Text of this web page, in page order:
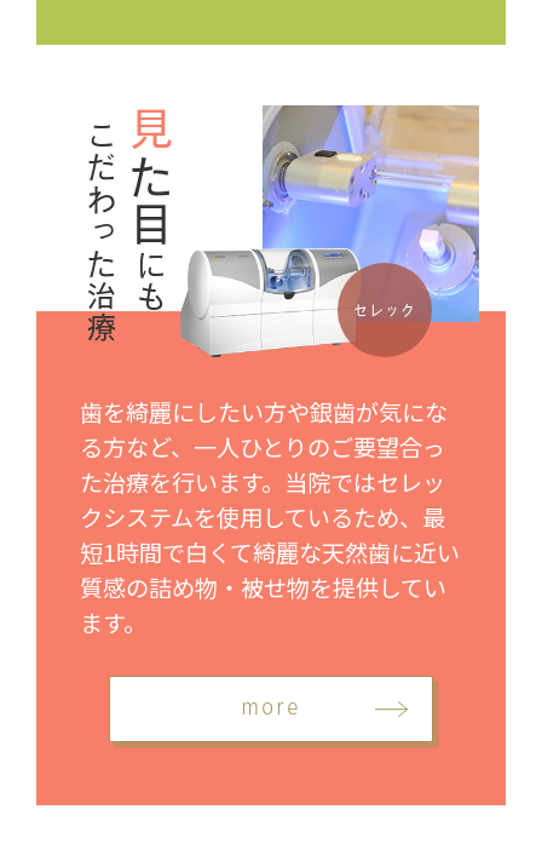
見
た目
にも
こだわった治療 セレック
歯を綺麗にしたい方や銀歯が気にな
る方など、一人ひとりのご要望合っ
た治療を行います。当院ではセレッ
クシステムを使用しているため、最
短1時間で白くて綺麗な天然歯に近い
質感の詰め物・被せ物を提供してい
ます。
more